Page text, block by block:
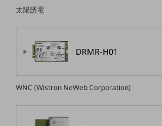
料金TOP
ケータイプラン
5Gデータプラス
IoT向け回線料金
太陽誘電
DRMR-H01
WNC (Wistron NeWeb Corporation)